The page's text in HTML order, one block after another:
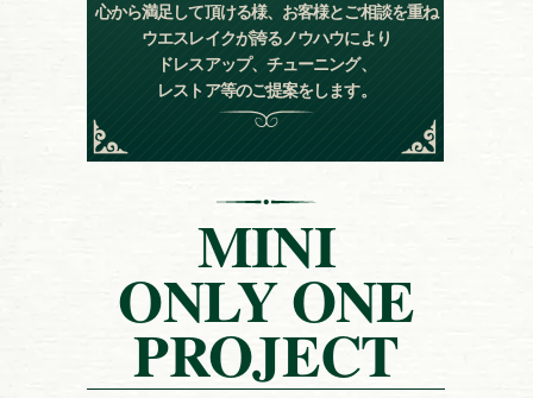
心から満足して頂ける様、お客様とご相談を重ね
ウエスレイクが誇るノウハウにより
ドレスアップ、チューニング、
レストア等のご提案をします。
MINI
ONLY ONE
PROJECT